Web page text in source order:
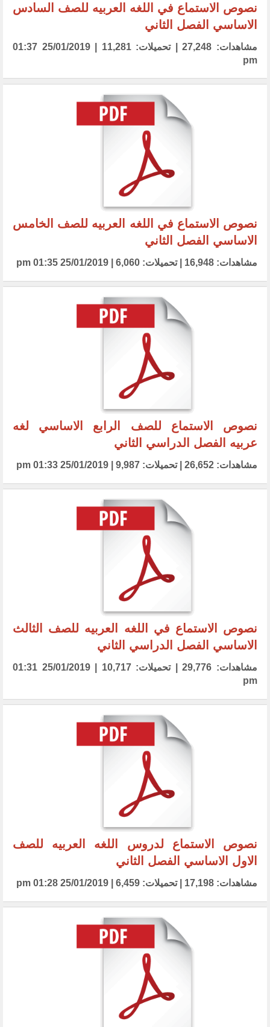
نصوص الاستماع في اللغه العربيه للصف السادس
الاساسي الفصل الثاني
مشاهدات: 27,248 | تحميلات: 11,281 | 25/01/2019 01:37
pm
نصوص الاستماع في اللغه العربيه للصف الخامس
الاساسي الفصل الثاني
مشاهدات: 16,948 | تحميلات: 6,060 | 25/01/2019 01:35 pm
نصوص الاستماع للصف الرابع الاساسي لغه
عربيه الفصل الدراسي الثاني
مشاهدات: 26,652 | تحميلات: 9,987 | 25/01/2019 01:33 pm
نصوص الاستماع في اللغه العربيه للصف الثالث
الاساسي الفصل الدراسي الثاني
مشاهدات: 29,776 | تحميلات: 10,717 | 25/01/2019 01:31
pm
نصوص الاستماع لدروس اللغه العربيه للصف
الاول الاساسي الفصل الثاني
مشاهدات: 17,198 | تحميلات: 6,459 | 25/01/2019 01:28 pm